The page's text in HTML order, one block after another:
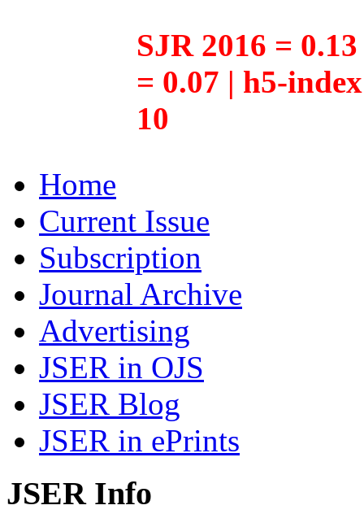
SJR 2016 =
= 0.07 | h5-
10
Home
Current Issue
Subscription
Journal Archive
Advertising
JSER in OJS
JSER Blog
JSER in ePrints
JSER Info